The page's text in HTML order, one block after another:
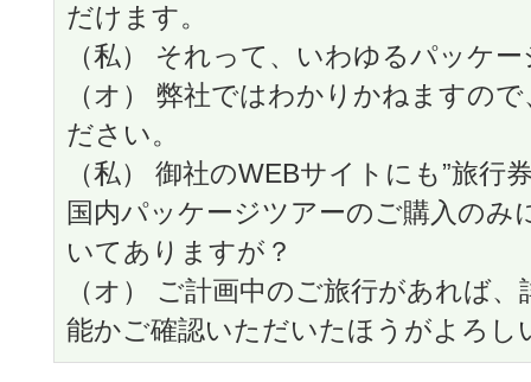
だけます。
（私） それって、いわゆるパッケ
（オ） 弊社ではわかりかねますの
ださい。
（私） 御社のWEBサイトにも”旅行
国内パッケージツアーのご購入のみ
いてありますが？
（オ） ご計画中のご旅行があれば
能かご確認いただいたほうがよろし